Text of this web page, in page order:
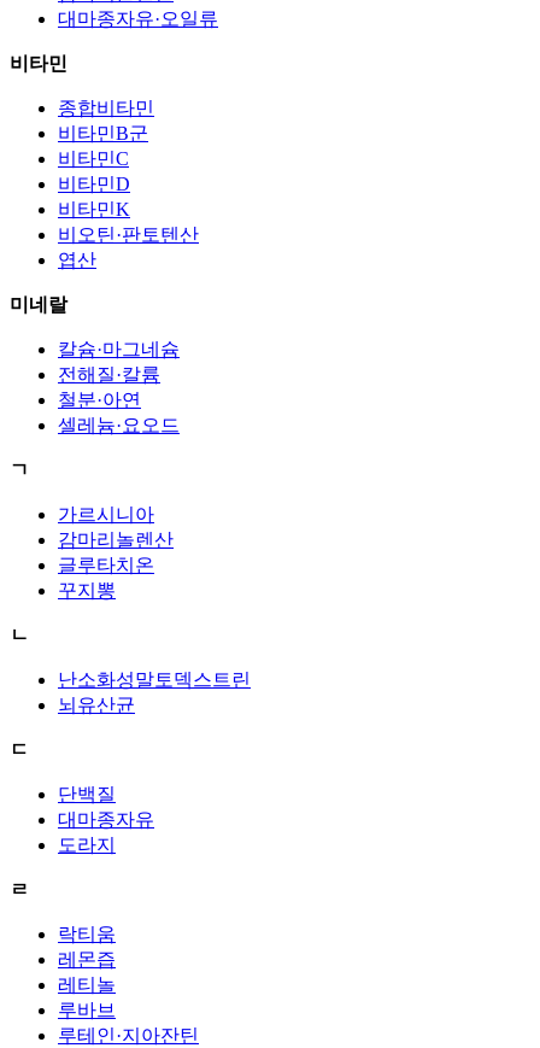
대마종자유·오일류
비타민
종합비타민
비타민B군
비타민C
비타민D
비타민K
비오틴·판토텐산
엽산
미네랄
칼슘·마그네슘
전해질·칼륨
철분·아연
셀레늄·요오드
ㄱ
가르시니아
감마리놀렌산
글루타치온
꾸지뽕
ㄴ
난소화성말토덱스트린
뇌유산균
ㄷ
단백질
대마종자유
도라지
ㄹ
락티움
레몬즙
레티놀
루바브
루테인·지아잔틴